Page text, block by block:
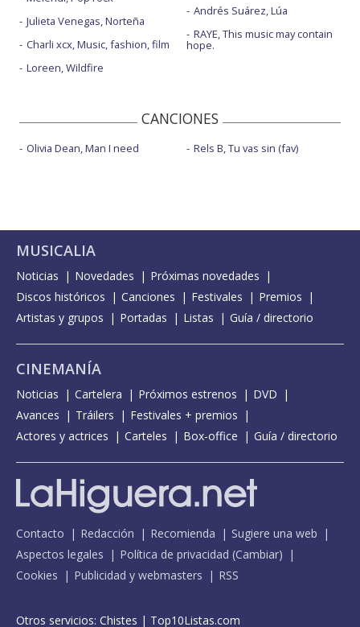
Julieta Venegas, Norteña
Charli xcx, Music, fashion, film
Loreen, Wildfire
Andrés Suárez, Lúa
RAYE, This music may contain
hope.
CANCIONES
Olivia Dean, Man I need Rels B, Tu vas sin (fav)
MUSICALIA
Noticias Novedades
Próximas novedades
Discos históricos
Canciones Festivales
Premios
Artistas y grupos
Portadas Listas Guía / directorio
CINEMANÍA
Noticias Cartelera Próximos estrenos
DVD
Avances
Tráilers
Festivales + premios
Actores y actrices
Carteles Box-office Guía / directorio
Contacto Redacción Recomienda
Sugiere una web
Aspectos legales
Política de privacidad (Cambiar)
Cookies
Publicidad y webmasters RSS
Otros servicios: Chistes | Top10Listas.com